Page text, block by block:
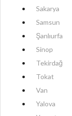
Sakarya
Samsun
Şanlıurfa
Sinop
Tekirdağ
Tokat
Van
Yalova